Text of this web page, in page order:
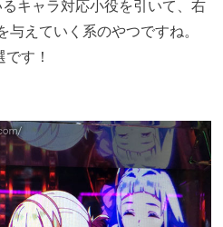
キャラ対応小役を引いて、右
与えていく系のやつですね。
す！